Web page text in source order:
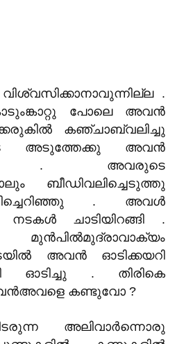
.
പോലെ അവൻ
കഞ്ചാബ്വലിച്ചു
അടുത്തേക്കു അവൻ
. അവരുടെ
ബീഡിവലിച്ചെടുത്തു
. അവൾ
ചാടിയിറങ്ങി .
അവൻ ഓടിക്കയറി
ഓടിച്ചു . തിരികെ
കണ്ടുവോ ?
അലിവാർന്നൊരു